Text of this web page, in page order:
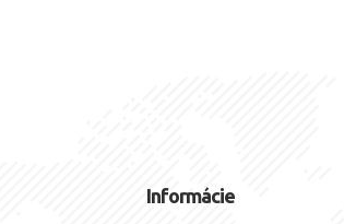
Informácie